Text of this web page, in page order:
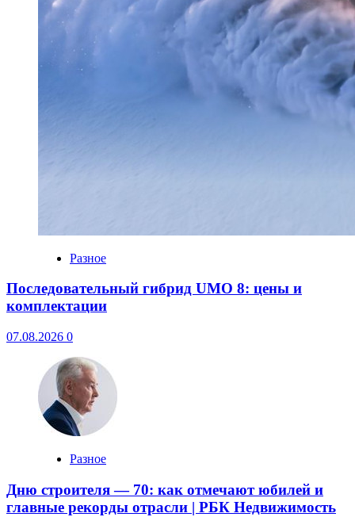
Разное
Последовательный гибрид UMO 8: цены и
комплектации
07.08.2026 0
Разное
Дню строителя — 70: как отмечают юбилей и
главные рекорды отрасли | РБК Недвижимость